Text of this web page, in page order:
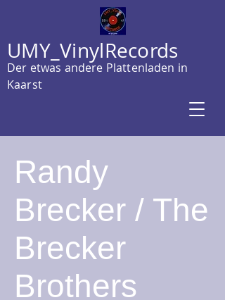
UMY_VinylRecords
Der etwas andere Plattenladen in
Kaarst
Randy
Brecker / The
Brecker
Brothers